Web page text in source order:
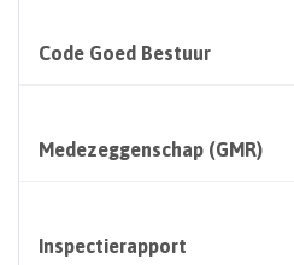
Code Goed Bestuur
Medezeggenschap (GMR)
Inspectierapport